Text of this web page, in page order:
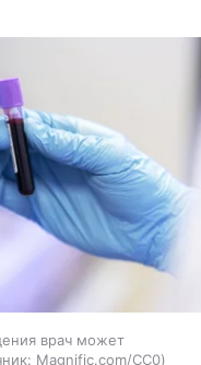
врач может
Magnific.com/CC0